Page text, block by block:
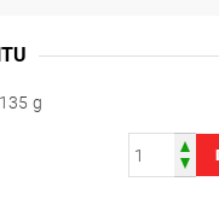
g